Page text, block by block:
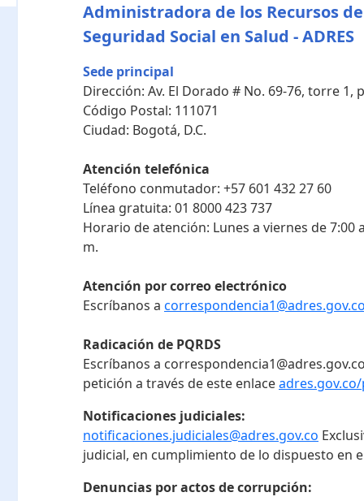
Administradora de los Recursos
Seguridad Social en Salud - ADRES
Sede principal
Dirección: Av. El Dorado # No. 69-76, torre
Código Postal: 111071
Ciudad: Bogotá, D.C.
Atención telefónica
Teléfono conmutador: +57 601 432 27 60
Línea gratuita: 01 8000 423 737
Horario de atención: Lunes a viernes de 7:00
m.
Atención por correo electrónico
Escríbanos a
Radicación de PQRDS
Escríbanos a
petición a través de este enlace
Notificaciones judiciales:
notificaciones.judiciales@adres.gov.co
judicial, en cumplimiento de lo dispuesto en
Denuncias por actos de corrupción: